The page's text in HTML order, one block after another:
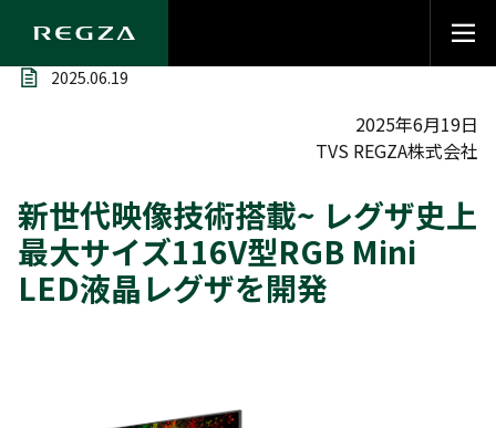
2025.06.19
2025年6月19日
TVS REGZA株式会社
新世代映像技術搭載~ レグザ史上
最大サイズ116V型RGB Mini
LED液晶レグザを開発